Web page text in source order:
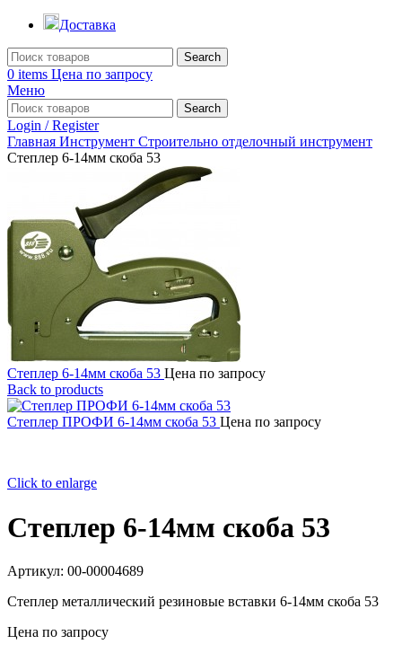
Доставка
Search
0 items Цена по запросу
Меню
Search
Login / Register
Главная Инструмент Строительно отделочный инструмент
Степлер 6-14мм скоба 53
Степлер 6-14мм скоба 53 Цена по запросу
Back to products
Степлер ПРОФИ 6-14мм скоба 53 Цена по запросу
Click to enlarge
Степлер 6-14мм скоба 53
Артикул: 00-00004689
Степлер металлический резиновые вставки 6-14мм скоба 53
Цена по запросу